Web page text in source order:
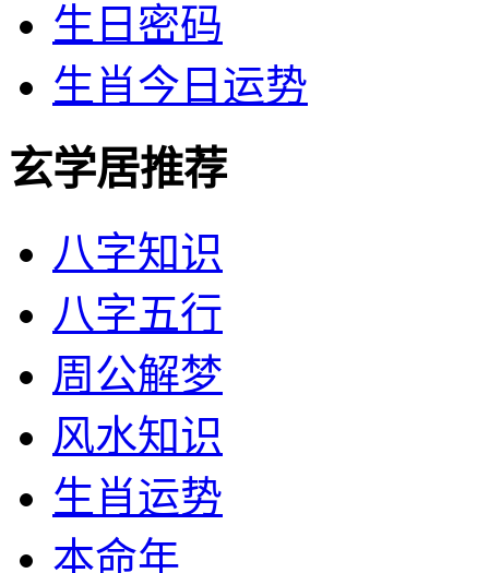
生日密码
生肖今日运势
玄学居推荐
八字知识
八字五行
周公解梦
风水知识
生肖运势
本命年